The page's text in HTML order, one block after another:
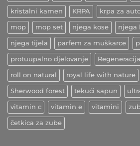
kristalni kamen KRPA krpa za
mop mop set njega kose njega
njega tijela parfem za muškarce
protuupalno djelovanje Regeneracija
roll on natural royal life with nature
Sherwood forest tekući sapun
vitamin c vitamin e vitamini
četkica za zube